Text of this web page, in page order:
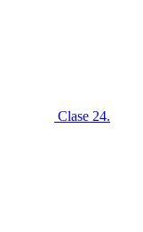
Clase 24.